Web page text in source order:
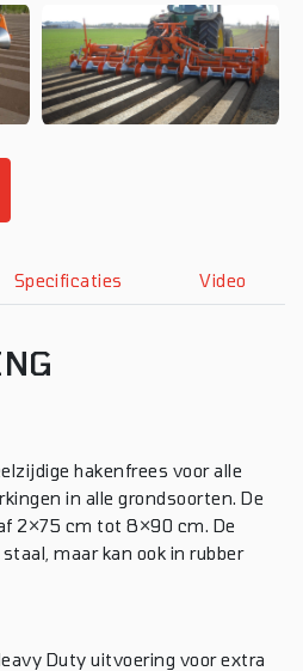
Specificaties Video
hakenfrees voor alle
in alle grondsoorten. De
2×75 cm tot 8×90 cm. De
maar kan ook in rubber
Duty uitvoering voor extra